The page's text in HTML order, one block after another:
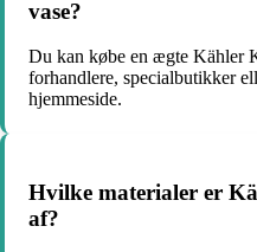
vase?
Du kan købe en ægte Kähler
forhandlere, specialbutikker
hjemmeside.
Hvilke materialer er
af?